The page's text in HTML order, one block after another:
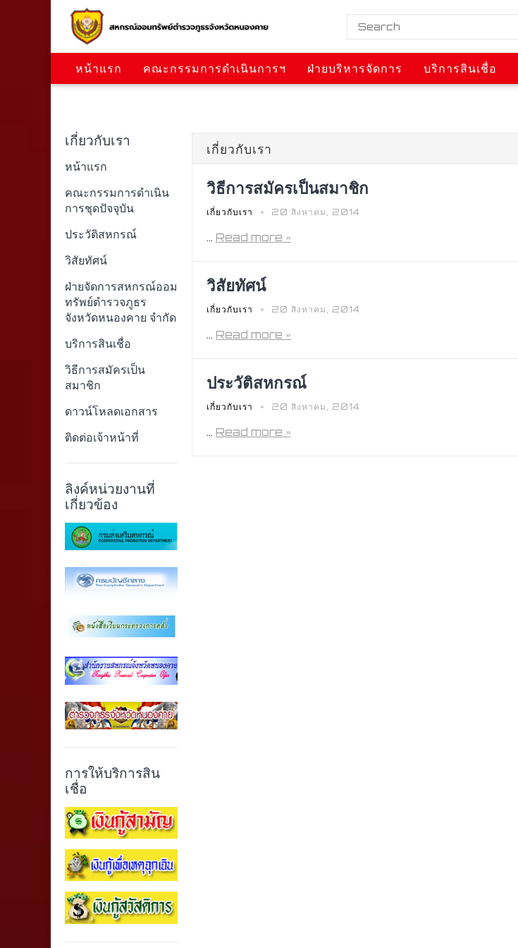
หน้าแรก คณะกรรมการดำเนินการฯ ฝ่ายบริหารจัดการ บริการสินเชื่อ
เกี่ยวกับเรา
หน้าแรก
คณะกรรมการดำเนิน
การชุดปัจจุบัน
ประวัติสหกรณ์
วิสัยทัศน์
ฝ่ายจัดการสหกรณ์ออม
ทรัพย์ตํารวจภูธร
จังหวัดหนองคาย จํากัด
บริการสินเชื่อ
วิธีการสมัครเป็น
สมาชิก
ดาวน์โหลดเอกสาร
ติดต่อเจ้าหน้าที่
ลิงค์หน่วยงานที่
เกี่ยวข้อง
การให้บริการสิน
เชื่อ
เกี่ยวกับเรา
วิธีการสมัครเป็นสมาชิก
เกี่ยวกับเรา 20 สิงหาคม, 2014
... Read more »
วิสัยทัศน์
เกี่ยวกับเรา 20 สิงหาคม, 2014
... Read more »
ประวัติสหกรณ์
เกี่ยวกับเรา 20 สิงหาคม, 2014
... Read more »